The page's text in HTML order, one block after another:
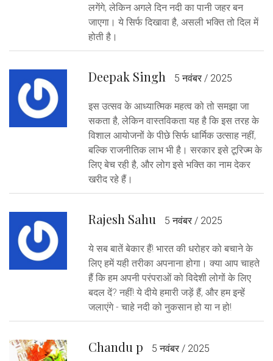
लगेंगे, लेकिन अगले दिन नदी का पानी जहर बन
जाएगा। ये सिर्फ दिखावा है, असली भक्ति तो दिल में
होती है।
Deepak Singh 5 नवंबर / 2025
इस उत्सव के आध्यात्मिक महत्व को तो समझा जा
सकता है, लेकिन वास्तविकता यह है कि इस तरह के
विशाल आयोजनों के पीछे सिर्फ धार्मिक उत्साह नहीं,
बल्कि राजनीतिक लाभ भी है। सरकार इसे टूरिज्म के
लिए बेच रही है, और लोग इसे भक्ति का नाम देकर
खरीद रहे हैं।
Rajesh Sahu 5 नवंबर / 2025
ये सब बातें बेकार हैं! भारत की धरोहर को बचाने के
लिए हमें यही तरीका अपनाना होगा। क्या आप चाहते
हैं कि हम अपनी परंपराओं को विदेशी लोगों के लिए
बदल दें? नहीं! ये दीये हमारी जड़ें हैं, और हम इन्हें
जलाएंगे - चाहे नदी को नुकसान हो या न हो!
Chandu p 5 नवंबर / 2025